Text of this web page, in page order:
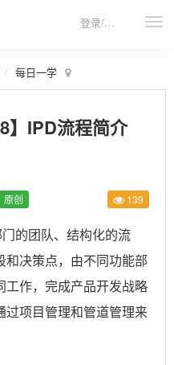
登录/注册
每日一学
】IPD流程简介
原创 139
的团队、结构化的流
决策点，由不同功能部
工作，完成产品开发战略
过项目管理和管道管理来